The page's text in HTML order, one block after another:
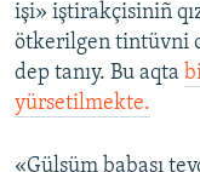
RFE/RS bütün
işi» iştirakçisiniñ
ötkerilgen tintüvni
dep tanıy. Bu aqta
yürsetilmekte.
«Gülsüm babası